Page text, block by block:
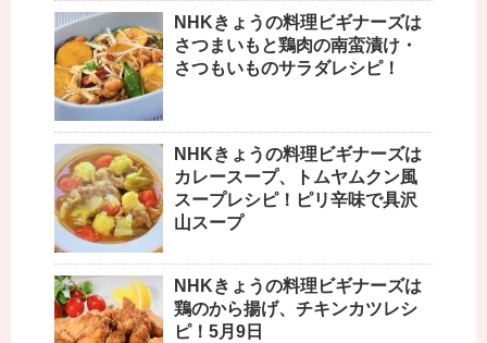
NHKきょうの料理ビギナーズは
さつまいもと鶏肉の南蛮漬け・
さつもいものサラダレシピ！
NHKきょうの料理ビギナーズは
カレースープ、トムヤムクン風
スープレシピ！ピリ辛味で具沢
山スープ
NHKきょうの料理ビギナーズは
鶏のから揚げ、チキンカツレシ
ピ！5月9日